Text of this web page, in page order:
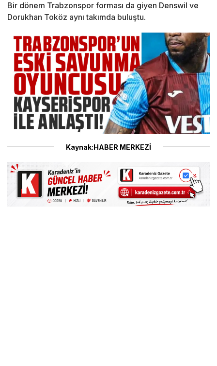
Bir dönem Trabzonspor forması da giyen Denswil ve
Dorukhan Toköz aynı takımda buluştu.
Kaynak:HABER MERKEZİ